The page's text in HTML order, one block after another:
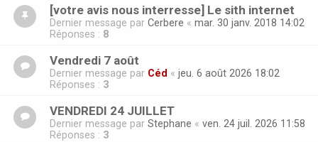
[votre avis nous interresse] Le sith internet
Dernier message par Cerbere « mar. 30 janv. 2018 14:02
Réponses : 8
Vendredi 7 août
Dernier message par Céd « jeu. 6 août 2026 18:02
Réponses : 3
VENDREDI 24 JUILLET
Dernier message par Stephane « ven. 24 juil. 2026 11:58
Réponses : 3